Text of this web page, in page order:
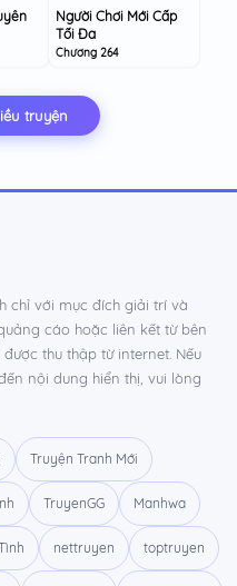
Người Chơi Mới Cấp
Tối Đa
Chương 264
truyện
chỉ với mục đích giải trí và
cáo hoặc liên kết từ bên
thu thập từ internet. Nếu
nội dung hiển thị, vui lòng
Truyện Tranh Mới
TruyenGG Manhwa
nettruyen toptruyen